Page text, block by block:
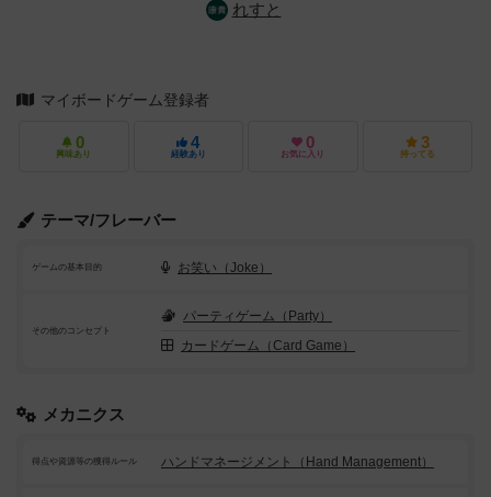
れすと
マイボードゲーム登録者
0
興味あり
4
経験あり
0
お気に入り
3
持ってる
テーマ/フレーバー
ゲームの基本目的 お笑い（Joke）
その他のコンセプト
パーティゲーム（Party）
カードゲーム（Card Game）
メカニクス
得点や資源等の獲得ルール ハンドマネージメント（Hand Management）